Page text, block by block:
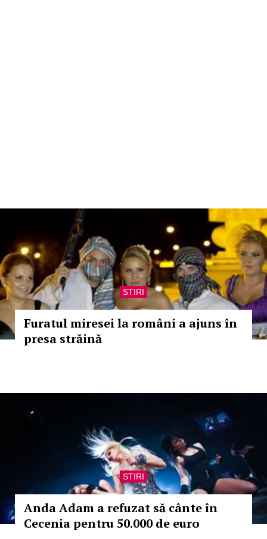
STIRI
Furatul miresei la români a ajuns în
presa străină
STIRI
Anda Adam a refuzat să cânte în
Cecenia pentru 50.000 de euro